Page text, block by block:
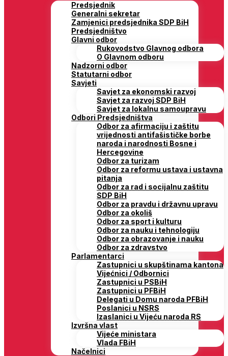
Predsjednik
Generalni sekretar
Zamjenici predsjednika SDP BiH
Predsjedništvo
Glavni odbor
Rukovodstvo Glavnog odbora
O Glavnom odboru
Nadzorni odbor
Statutarni odbor
Savjeti
Savjet za ekonomski razvoj
Savjet za razvoj SDP BiH
Savjet za lokalnu samoupravu
Odbori Predsjedništva
Odbor za afirmaciju i zaštitu
vrijednosti antifašističke borbe
naroda i narodnosti Bosne i
Hercegovine
Odbor za turizam
Odbor za reformu ustava i ustavna
pitanja
Odbor za rad i socijalnu zaštitu
SDP BiH
Odbor za pravdu i državnu upravu
Odbor za okoliš
Odbor za sport i kulturu
Odbor za nauku i tehnologiju
Odbor za obrazovanje i nauku
Odbor za zdravstvo
Parlamentarci
Zastupnici u skupštinama kantona
Vijećnici / Odbornici
Zastupnici u PSBiH
Zastupnici u PFBiH
Delegati u Domu naroda PFBiH
Poslanici u NSRS
Izaslanici u Vijeću naroda RS
Izvršna vlast
Vijeće ministara
Vlada FBiH
Načelnici